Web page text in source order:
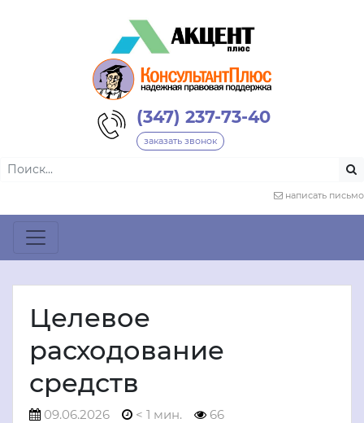
(347) 237-73-40
заказать звонок
написать письмо
Целевое
расходование
средств
09.06.2026 < 1 мин. 66